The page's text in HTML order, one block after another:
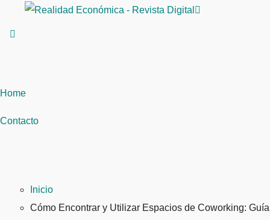
Home
Contacto
Inicio
Cómo Encontrar y Utilizar Espacios de Coworking: Guía